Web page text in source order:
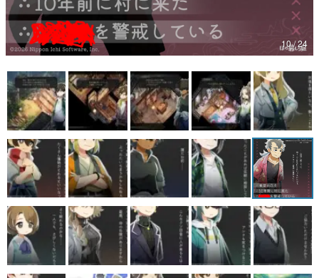
電ファミニコゲーマーとは？
運営：株式会社マレ
10 / 24